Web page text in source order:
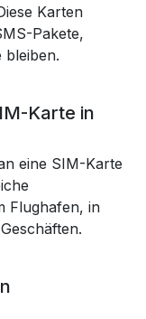
Karten
Pakete,
bleiben.
Karte in
eine SIM-Karte
Flughafen, in